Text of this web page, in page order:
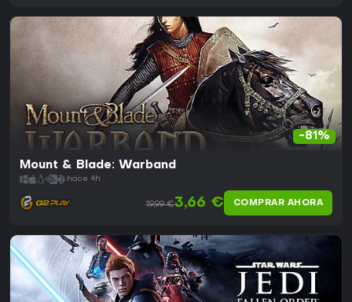
-81%
Mount & Blade: Warband
hace 4h
19,99 €3,66 € COMPRAR AHORA